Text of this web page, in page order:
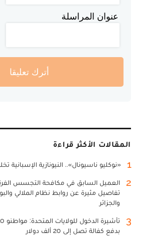
عنوان المراسلة
أترك تعليقا
المقالات الأكثر قراءة
1 «نوكليو ناسيونال».. النيونازية الإسبانية
2
العميل السابق في مكافحة التجسس
تفاصيل مثيرة عن روابط نظام الملالي
والجزائر
3
بدفع كفالة تصل إلى 20 ألف دولار